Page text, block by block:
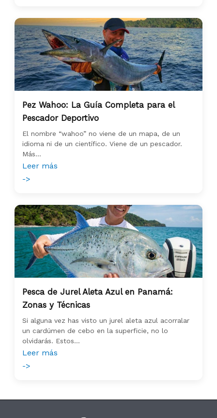
Pez Wahoo: La Guía Completa para el
Pescador Deportivo
El nombre “wahoo” no viene de un mapa, de un
idioma ni de un científico. Viene de un pescador.
Más...
Leer más
->
Pesca de Jurel Aleta Azul en Panamá:
Zonas y Técnicas
Si alguna vez has visto un jurel aleta azul acorralar
un cardúmen de cebo en la superficie, no lo
olvidarás. Estos...
Leer más
->